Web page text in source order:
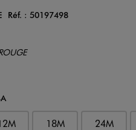
Réf. : 50197498
18M 24M